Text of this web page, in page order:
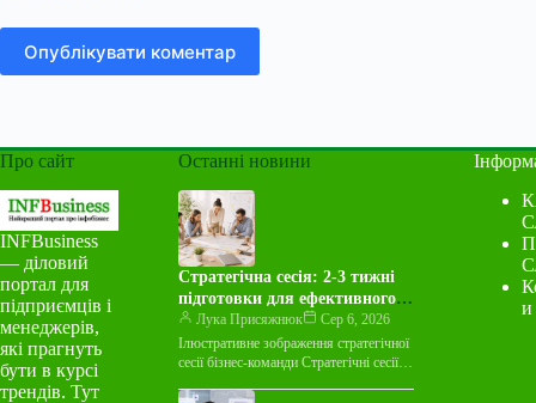
Опублікувати коментар
Про сайт
INFBusiness
— діловий
портал для
підприємців і
менеджерів,
які прагнуть
бути в курсі
трендів. Тут
Останні новини
Стратегічна сесія: 2-3 тижні
підготовки для ефективного
бізнесу
Лука Присяжнюк
Сер 6, 2026
Ілюстративне зображення стратегічної
сесії бізнес-команди Стратегічні сесії
и